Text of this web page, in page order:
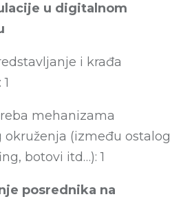
u digitalnom
i krađa
mehanizama
(između ostalog
botovi itd…): 1
posrednika na